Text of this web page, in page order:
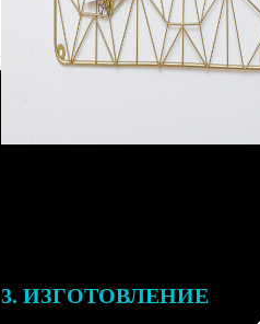
3. ИЗГОТОВЛЕНИЕ